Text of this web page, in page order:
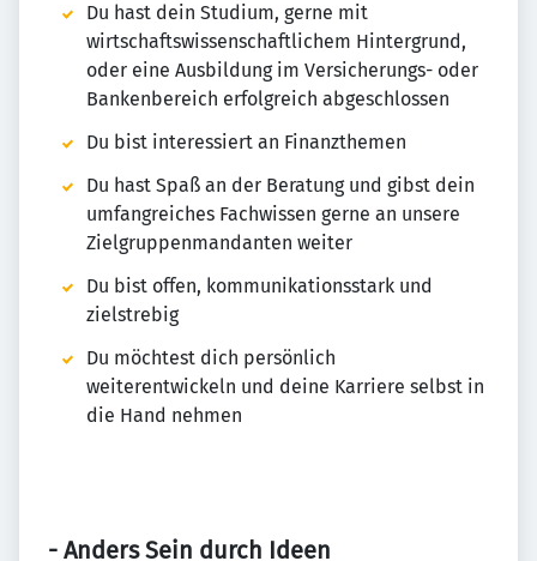
Du hast dein Studium, gerne mit
wirtschaftswissenschaftlichem Hintergrund,
oder eine Ausbildung im Versicherungs- oder
Bankenbereich erfolgreich abgeschlossen
Du bist interessiert an Finanzthemen
Du hast Spaß an der Beratung und gibst dein
umfangreiches Fachwissen gerne an unsere
Zielgruppenmandanten weiter
Du bist offen, kommunikationsstark und
zielstrebig
Du möchtest dich persönlich
weiterentwickeln und deine Karriere selbst in
die Hand nehmen
- Anders Sein durch Ideen